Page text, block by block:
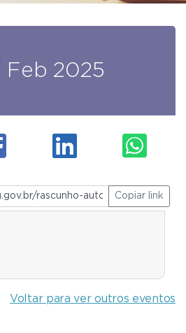
Feb 2025
Copiar link
Voltar para ver outros eventos